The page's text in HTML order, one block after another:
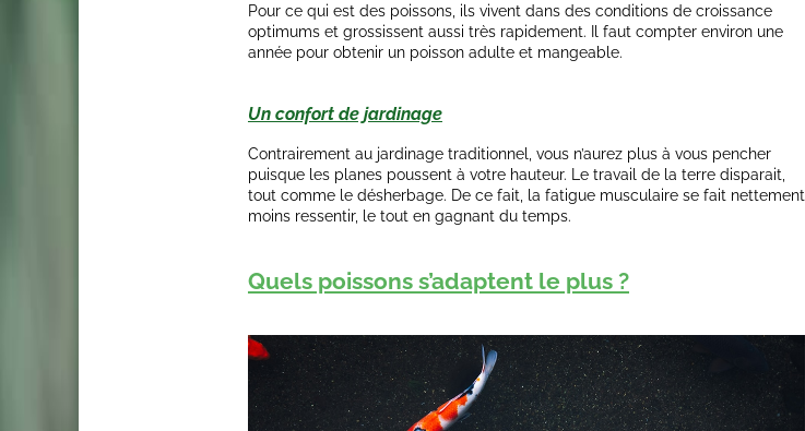
Pour ce qui est des poissons, ils vivent dans des conditions de croissance
optimums et grossissent aussi très rapidement. Il faut compter environ une
année pour obtenir un poisson adulte et mangeable.
Un confort de jardinage
Contrairement au jardinage traditionnel, vous n’aurez plus à vous pencher
puisque les planes poussent à votre hauteur. Le travail de la terre disparait,
tout comme le désherbage. De ce fait, la fatigue musculaire se fait nettement
moins ressentir, le tout en gagnant du temps.
Quels poissons s’adaptent le plus ?